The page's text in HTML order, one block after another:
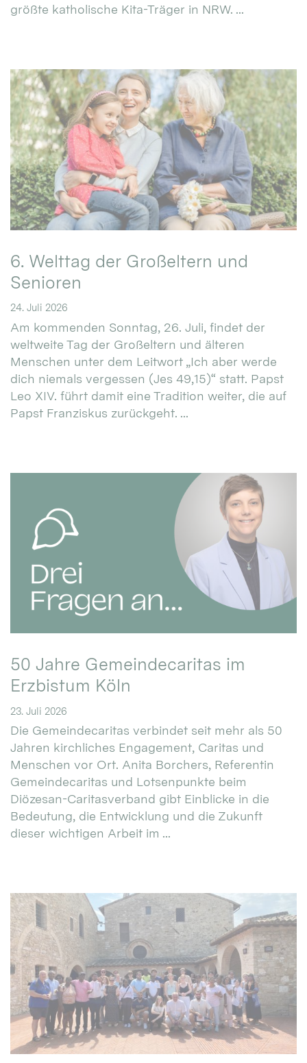
größte katholische Kita-Träger in NRW. ...
6. Welttag der Großeltern und
Senioren
24. Juli 2026
Am kommenden Sonntag, 26. Juli, findet der
weltweite Tag der Großeltern und älteren
Menschen unter dem Leitwort „Ich aber werde
dich niemals vergessen (Jes 49,15)“ statt. Papst
Leo XIV. führt damit eine Tradition weiter, die auf
Papst Franziskus zurückgeht. ...
50 Jahre Gemeindecaritas im
Erzbistum Köln
23. Juli 2026
Die Gemeindecaritas verbindet seit mehr als 50
Jahren kirchliches Engagement, Caritas und
Menschen vor Ort. Anita Borchers, Referentin
Gemeindecaritas und Lotsenpunkte beim
Diözesan-Caritasverband gibt Einblicke in die
Bedeutung, die Entwicklung und die Zukunft
dieser wichtigen Arbeit im ...